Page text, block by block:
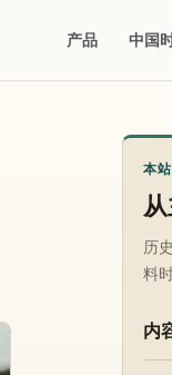
产品 中国
本
历
料
内